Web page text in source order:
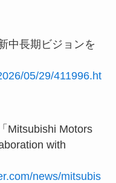
中長期ビジョンを
05/29/411996.ht
Mitsubishi Motors
with
news/mitsubis